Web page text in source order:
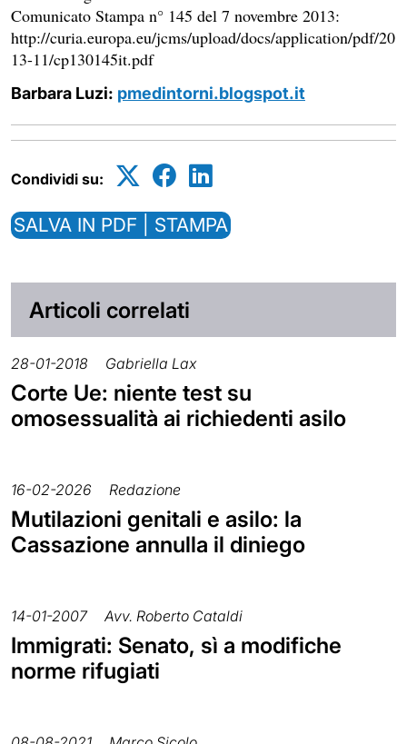
Comunicato Stampa n° 145 del 7 novembre 2013:
http://curia.europa.eu/jcms/upload/docs/application/pdf/20
13-11/cp130145it.pdf
Barbara Luzi: pmedintorni.blogspot.it
Condividi su:
SALVA IN PDF | STAMPA
Articoli correlati
28-01-2018 Gabriella Lax
Corte Ue: niente test su
omosessualità ai richiedenti asilo
16-02-2026 Redazione
Mutilazioni genitali e asilo: la
Cassazione annulla il diniego
14-01-2007 Avv. Roberto Cataldi
Immigrati: Senato, sì a modifiche
norme rifugiati